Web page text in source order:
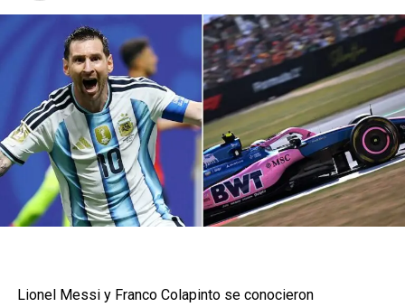
Lionel Messi y Franco Colapinto se conocieron